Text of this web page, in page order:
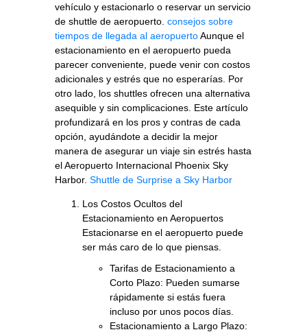
vehículo y estacionarlo o reservar un servicio
de shuttle de aeropuerto. consejos sobre
tiempos de llegada al aeropuertoAunque el
estacionamiento en el aeropuerto pueda
parecer conveniente, puede venir con costos
adicionales y estrés que no esperarías. Por
otro lado, los shuttles ofrecen una alternativa
asequible y sin complicaciones. Este artículo
profundizará en los pros y contras de cada
opción, ayudándote a decidir la mejor
manera de asegurar un viaje sin estrés hasta
el Aeropuerto Internacional Phoenix Sky
Harbor. Shuttle de Surprise a Sky Harbor
Los Costos Ocultos del
Estacionamiento en Aeropuertos
Estacionarse en el aeropuerto puede
ser más caro de lo que piensas.
Tarifas de Estacionamiento a
Corto Plazo: Pueden sumarse
rápidamente si estás fuera
incluso por unos pocos días.
Estacionamiento a Largo Plazo: